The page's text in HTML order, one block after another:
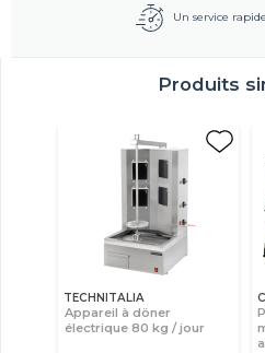
Un service
Produits
TECHNITALIA
Appareil à döner
électrique 80 kg / jour